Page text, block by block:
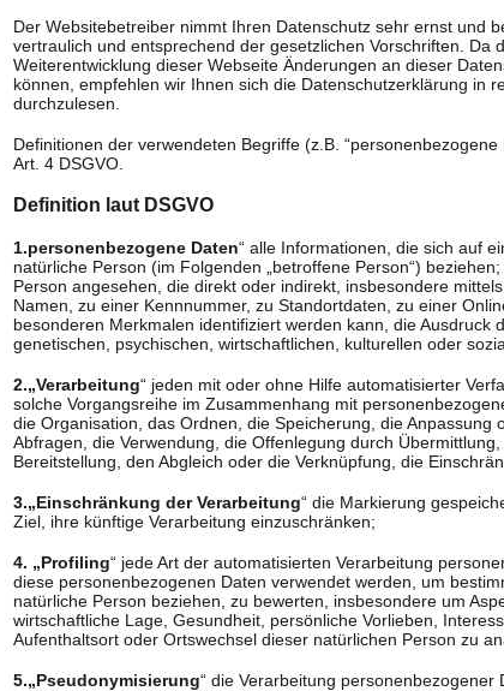
Der Websitebetreiber nimmt Ihren Datenschutz sehr ernst und
vertraulich und entsprechend der gesetzlichen Vorschriften. Da
Weiterentwicklung dieser Webseite Änderungen an dieser
können, empfehlen wir Ihnen sich die Datenschutzerklärung in
durchzulesen.
Definitionen der verwendeten Begriffe (z.B. “personenbezogene
Art. 4 DSGVO.
Definition laut DSGVO
1.personenbezogene Daten“ alle Informationen, die sich auf
natürliche Person (im Folgenden „betroffene Person“)
Person angesehen, die direkt oder indirekt, insbesondere
Namen, zu einer Kennnummer, zu Standortdaten, zu einer
besonderen Merkmalen identifiziert werden kann, die Ausdruck
genetischen, psychischen, wirtschaftlichen, kulturellen oder
2.„Verarbeitung“ jeden mit oder ohne Hilfe automatisierter
solche Vorgangsreihe im Zusammenhang mit
die Organisation, das Ordnen, die Speicherung, die Anpassung
Abfragen, die Verwendung, die Offenlegung durch
Bereitstellung, den Abgleich oder die Verknüpfung, die
3.„Einschränkung der Verarbeitung“ die Markierung
Ziel, ihre künftige Verarbeitung einzuschränken;
4. „Profiling“ jede Art der automatisierten Verarbeitung
diese personenbezogenen Daten verwendet werden, um
natürliche Person beziehen, zu bewerten, insbesondere um
wirtschaftliche Lage, Gesundheit, persönliche Vorlieben,
Aufenthaltsort oder Ortswechsel dieser natürlichen Person zu
5.„Pseudonymisierung“ die Verarbeitung personenbezogener